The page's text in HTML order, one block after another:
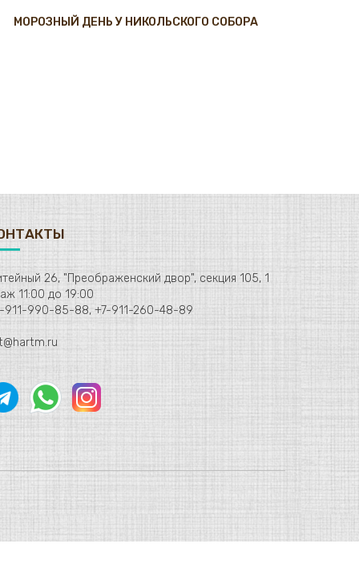
МОРОЗНЫЙ ДЕНЬ У НИКОЛЬСКОГО СОБОРА
26, "Преображенский двор", секция 105, 1
этаж 11:00 до 19:00
911-990-85-88, +7-911-260-48-89